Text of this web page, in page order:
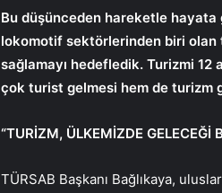
Bu düşünceden hareketle hayata
lokomotif sektörlerinden biri olan
sağlamayı hedefledik. Turizmi 12
çok turist gelmesi hem de turizm
“TURİZM, ÜLKEMİZDE GELECEĞİ
TÜRSAB Başkanı Bağlıkaya,